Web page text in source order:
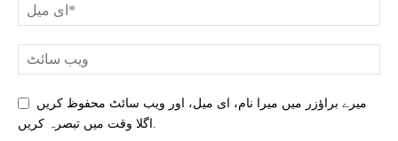
میرے براؤزر میں میرا نام، ای میل، اور ویب سائٹ محفوظ کریں